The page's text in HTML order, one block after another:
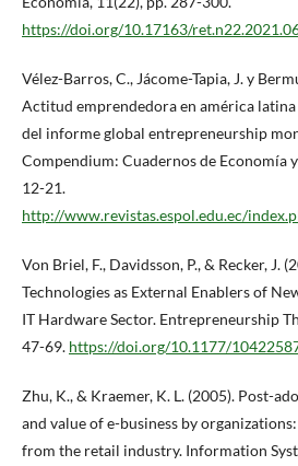
https://doi.org/10.17163/
Vélez-Barros, C., Jácome-Tapia, J. y
Actitud emprendedora en américa
del informe global entrepreneurship
Compendium: Cuadernos de Economía
12-21.
http://www.revistas.espol.edu.ec/
Von Briel, F., Davidsson, P., & Recker, J.
Technologies as External Enablers of
IT Hardware Sector. Entrepreneurship
47-69. https://doi.org/10.1177/
Zhu, K., & Kraemer, K. L. (2005). Post-
and value of e-business by
from the retail industry. Information